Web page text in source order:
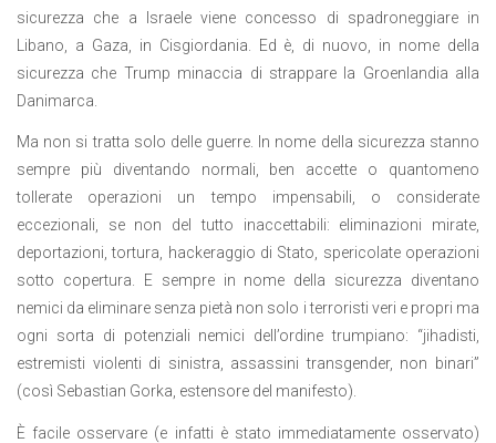
sicurezza che a Israele viene concesso di spadroneggiare in
Libano, a Gaza, in Cisgiordania. Ed è, di nuovo, in nome della
sicurezza che Trump minaccia di strappare la Groenlandia alla
Danimarca.
Ma non si tratta solo delle guerre. In nome della sicurezza stanno
sempre più diventando normali, ben accette o quantomeno
tollerate operazioni un tempo impensabili, o considerate
eccezionali, se non del tutto inaccettabili: eliminazioni mirate,
deportazioni, tortura, hackeraggio di Stato, spericolate operazioni
sotto copertura. E sempre in nome della sicurezza diventano
nemici da eliminare senza pietà non solo i terroristi veri e propri ma
ogni sorta di potenziali nemici dell’ordine trumpiano: “jihadisti,
estremisti violenti di sinistra, assassini transgender, non binari”
(così Sebastian Gorka, estensore del manifesto).
È facile osservare (e infatti è stato immediatamente osservato)